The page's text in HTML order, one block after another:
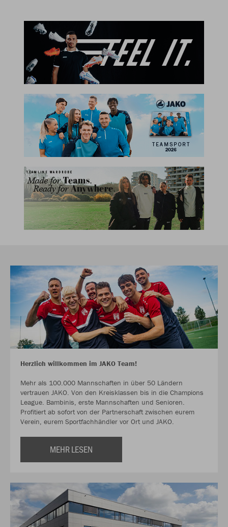
Herzlich willkommen im JAKO Team!
Mehr als 100.000 Mannschaften in über 50 Ländern
vertrauen JAKO. Von den Kreisklassen bis in die Champions
League. Bambinis, erste Mannschaften und Senioren.
Profitiert ab sofort von der Partnerschaft zwischen eurem
Verein, eurem Sportfachhändler vor Ort und JAKO.
MEHR LESEN